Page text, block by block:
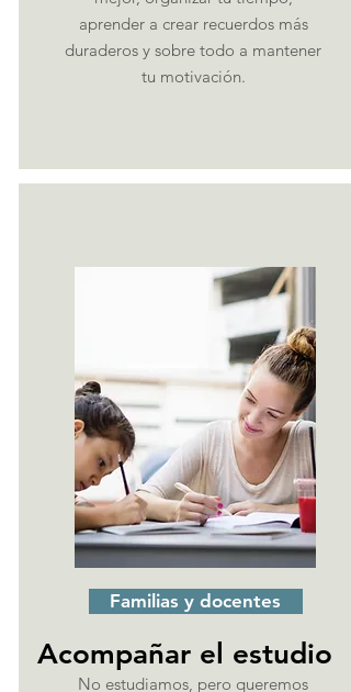
aprender a crear recuerdos más
duraderos y sobre todo a mantener
tu motivación.
Familias y docentes
Acompañar el estudio
No estudiamos, pero queremos